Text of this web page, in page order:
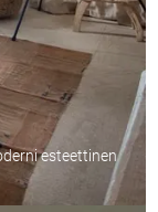
esteettinen